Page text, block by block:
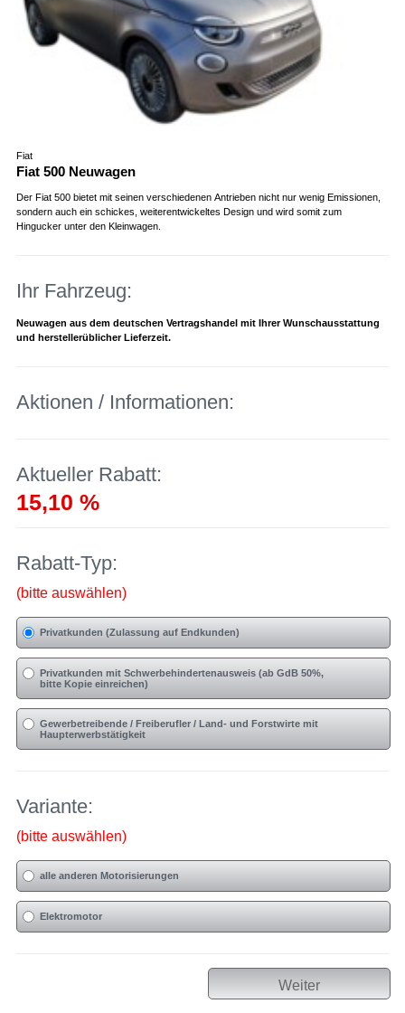
Fiat
Fiat 500 Neuwagen
Der Fiat 500 bietet mit seinen verschiedenen Antrieben nicht nur wenig Emissionen,
sondern auch ein schickes, weiterentwickeltes Design und wird somit zum
Hingucker unter den Kleinwagen.
Ihr Fahrzeug:
Neuwagen aus dem deutschen Vertragshandel mit Ihrer Wunschausstattung
und herstellerüblicher Lieferzeit.
Aktionen / Informationen:
Aktueller Rabatt:
15,10 %
Rabatt-Typ:
(bitte auswählen)
Privatkunden (Zulassung auf Endkunden)
Privatkunden mit Schwerbehindertenausweis (ab GdB 50%,
bitte Kopie einreichen)
Gewerbetreibende / Freiberufler / Land- und Forstwirte mit
Haupterwerbstätigkeit
Variante:
(bitte auswählen)
alle anderen Motorisierungen
Elektromotor
Weiter